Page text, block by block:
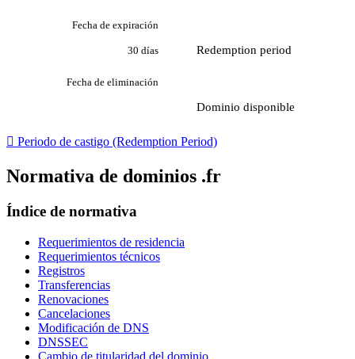
Fecha de expiración
30 días Redemption period
Fecha de eliminación
Dominio disponible
 Periodo de castigo (Redemption Period)
Normativa de dominios .fr
Índice de normativa
Requerimientos de residencia
Requerimientos técnicos
Registros
Transferencias
Renovaciones
Cancelaciones
Modificación de DNS
DNSSEC
Cambio de titularidad del dominio